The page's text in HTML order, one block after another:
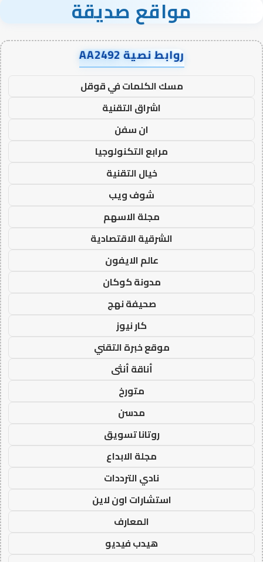
مواقع صديقة
روابط نصية AA2492
مسك الكلمات في قوقل
اشراق التقنية
ان سفن
مرابع التكنولوجيا
خيال التقنية
شوف ويب
مجلة الاسهم
الشرقية الاقتصادية
عالم الايفون
مدونة كوكان
صحيفة نهج
كار نيوز
موقع خبرة التقني
أناقة أنثى
متورخ
مدسن
روتانا تسويق
مجلة الابداع
نادي الترددات
استشارات اون لاين
المعارف
هيدب فيديو